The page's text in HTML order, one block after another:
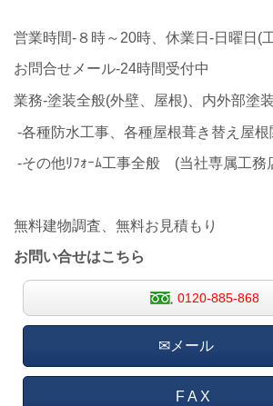
営業時間-８時～20時、休業日-日曜日(
お問合せメール-24時間受付中
業務-塗装全般(外壁、屋根)、内外部塗装
-各種防水工事、各種屋根葺き替え屋根
-その他ﾘﾌｫｰﾑ工事全般 (当社専属工務
無料建物調査、無料お見積もり
お問い合せはこちら
0120-885-868
✉メール
F A X